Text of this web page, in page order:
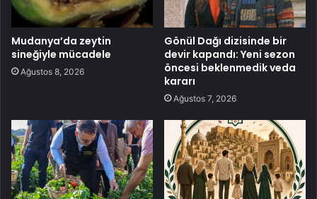
Mudanya’da zeytin
sineğiyle mücadele
Ağustos 8, 2026
Gönül Dağı dizisinde bir
devir kapandı: Yeni sezon
öncesi beklenmedik veda
kararı
Ağustos 7, 2026